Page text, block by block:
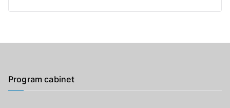
Program cabinet